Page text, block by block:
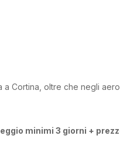
Cortina, oltre che negli
minimi 3 giorni +